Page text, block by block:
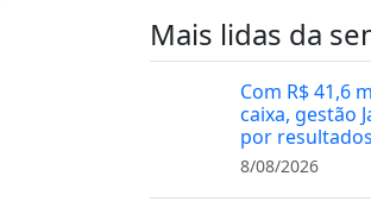
Mais lidas da
Com R$ 41,6
caixa, gestão
por resultados
8/08/2026